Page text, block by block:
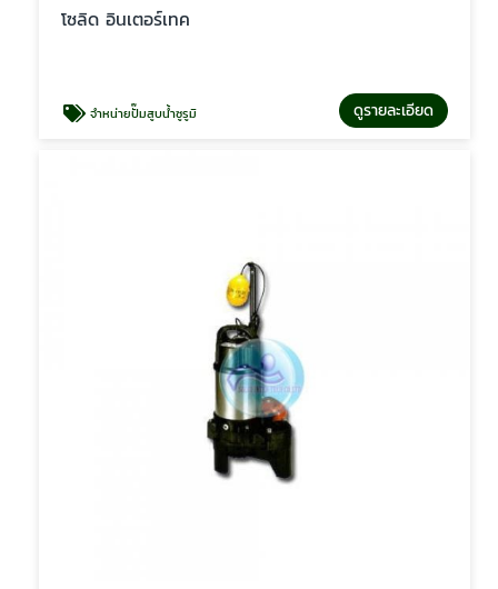
โซลิด อินเตอร์เทค
จำหน่ายปั๊มสูบน้ำซูรูมิ ดูรายละเอียด